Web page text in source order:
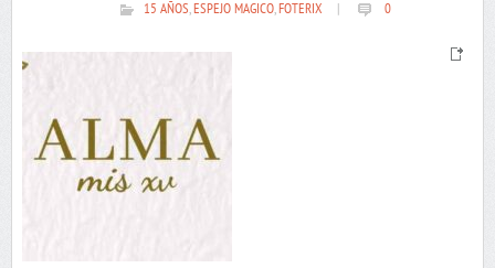
15 AÑOS,ESPEJO MAGICO,FOTERIX 0